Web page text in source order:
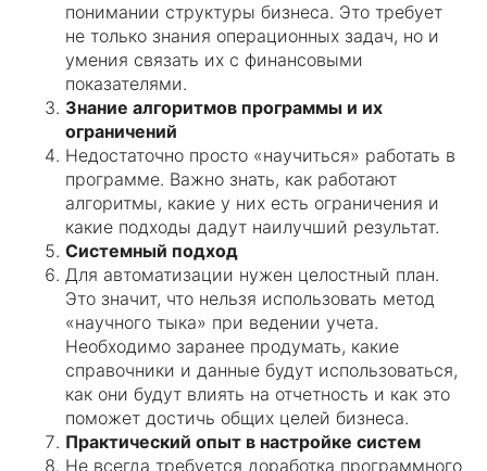
понимании структуры бизнеса. Это требует
не только знания операционных задач, но и
умения связать их с финансовыми
показателями.
Знание алгоритмов программы и их
ограничений
Недостаточно просто «научиться» работать в
программе. Важно знать, как работают
алгоритмы, какие у них есть ограничения и
какие подходы дадут наилучший результат.
Системный подход
Для автоматизации нужен целостный план.
Это значит, что нельзя использовать метод
«научного тыка» при ведении учета.
Необходимо заранее продумать, какие
справочники и данные будут использоваться,
как они будут влиять на отчетность и как это
поможет достичь общих целей бизнеса.
Практический опыт в настройке систем
Не всегда требуется доработка программного